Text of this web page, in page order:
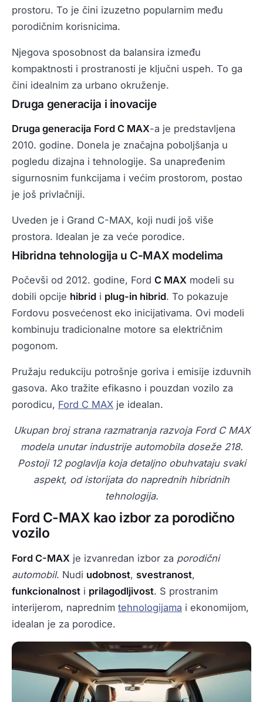
prostoru. To je čini izuzetno popularnim među
porodičnim korisnicima.
Njegova sposobnost da balansira između
kompaktnosti i prostranosti je ključni uspeh. To ga
čini idealnim za urbano okruženje.
Druga generacija i inovacije
Druga generacija Ford C MAX-a je predstavljena
2010. godine. Donela je značajna poboljšanja u
pogledu dizajna i tehnologije. Sa unapređenim
sigurnosnim funkcijama i većim prostorom, postao
je još privlačniji.
Uveden je i Grand C-MAX, koji nudi još više
prostora. Idealan je za veće porodice.
Hibridna tehnologija u C-MAX modelima
Počevši od 2012. godine, Ford C MAX modeli su
dobili opcije hibrid i plug-in hibrid. To pokazuje
Fordovu posvećenost eko inicijativama. Ovi modeli
kombinuju tradicionalne motore sa električnim
pogonom.
Pružaju redukciju potrošnje goriva i emisije izduvnih
gasova. Ako tražite efikasno i pouzdan vozilo za
porodicu, Ford C MAX je idealan.
Ukupan broj strana razmatranja razvoja Ford C MAX
modela unutar industrije automobila doseže 218.
Postoji 12 poglavlja koja detaljno obuhvataju svaki
aspekt, od istorijata do naprednih hibridnih
tehnologija.
Ford C-MAX kao izbor za porodično
vozilo
Ford C-MAX je izvanredan izbor za porodični
automobil. Nudi udobnost, svestranost,
funkcionalnost i prilagodljivost. S prostranim
interijerom, naprednim tehnologijama i ekonomijom,
idealan je za porodice.